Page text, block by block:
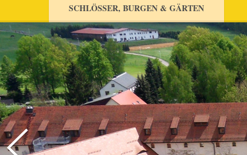
SCHLÖSSER, BURGEN & GÄRTEN